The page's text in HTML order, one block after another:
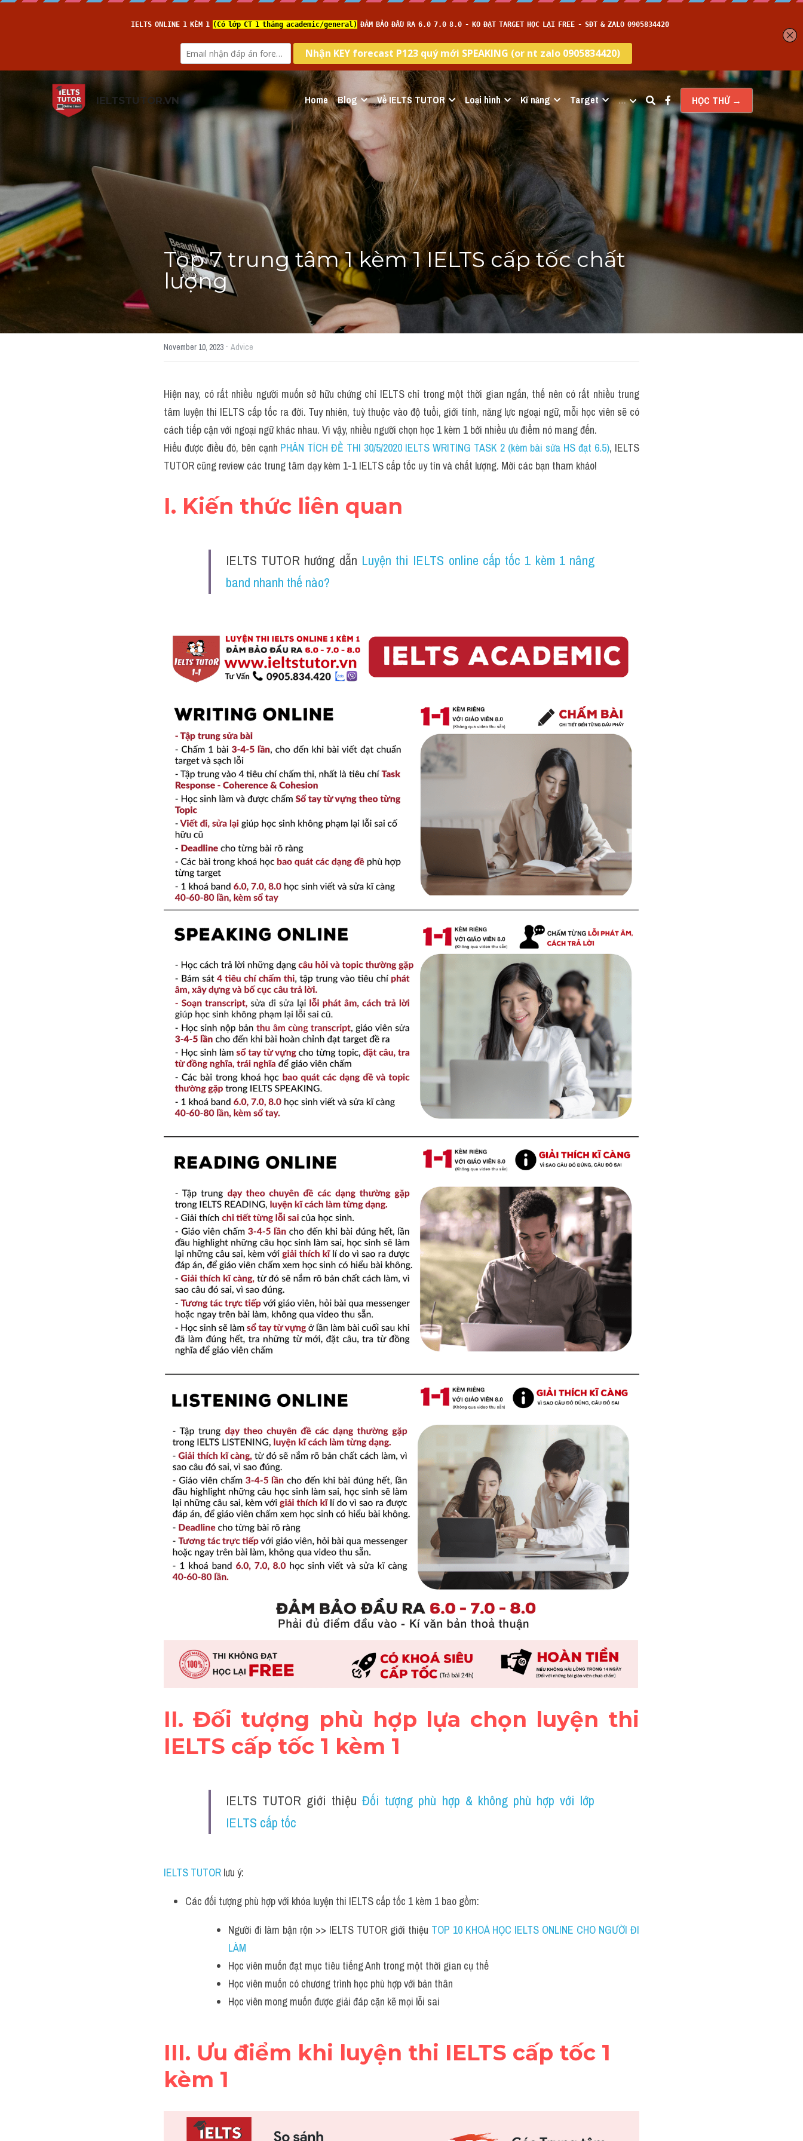
IELTSTUTOR.VN Home Blog Về IELTS TUTOR Loại hình Kĩ năng Target … HỌC THỬ →
Top 7 trung tâm 1 kèm 1 IELTS cấp tốc chất
lượng
November 10, 2023 · Advice
Hiện nay, có rất nhiều người muốn sở hữu chứng chỉ IELTS chỉ trong một thời gian ngắn, thế nên có rất nhiều trung
tâm luyện thi IELTS cấp tốc ra đời. Tuy nhiên, tuỳ thuộc vào độ tuổi, giới tính, năng lực ngoại ngữ, mỗi học viên sẽ có
cách tiếp cận với ngoại ngữ khác nhau. Vì vậy, nhiều người chọn học 1 kèm 1 bởi nhiều ưu điểm nó mang đến.
Hiểu được điều đó, bên cạnh PHÂN TÍCH ĐỀ THI 30/5/2020 IELTS WRITING TASK 2 (kèm bài sửa HS đạt 6.5), IELTS
TUTOR cũng review các trung tâm dạy kèm 1-1 IELTS cấp tốc uy tín và chất lượng. Mời các bạn tham khảo!
I. Kiến thức liên quan
IELTS TUTOR hướng dẫn Luyện thi IELTS online cấp tốc 1 kèm 1 nâng
band nhanh thế nào?
II. Đối tượng phù hợp lựa chọn luyện thi
IELTS cấp tốc 1 kèm 1
IELTS TUTOR giới thiệu Đối tượng phù hợp & không phù hợp với lớp
IELTS cấp tốc
IELTS TUTOR lưu ý:
Các đối tượng phù hợp với khóa luyện thi IELTS cấp tốc 1 kèm 1 bao gồm:
Người đi làm bận rộn >> IELTS TUTOR giới thiệu TOP 10 KHOÁ HỌC IELTS ONLINE CHO NGƯỜI ĐI
LÀM
Học viên muốn đạt mục tiêu tiếng Anh trong một thời gian cụ thể
Học viên muốn có chương trình học phù hợp với bản thân
Học viên mong muốn được giải đáp cặn kẽ mọi lỗi sai
III. Ưu điểm khi luyện thi IELTS cấp tốc 1
kèm 1